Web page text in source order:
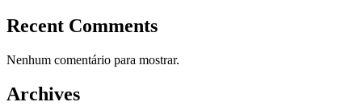
Recent Comments
Nenhum comentário para mostrar.
Archives